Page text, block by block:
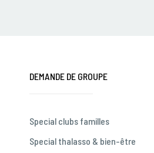
DEMANDE DE GROUPE
Special clubs familles
Special thalasso & bien-être